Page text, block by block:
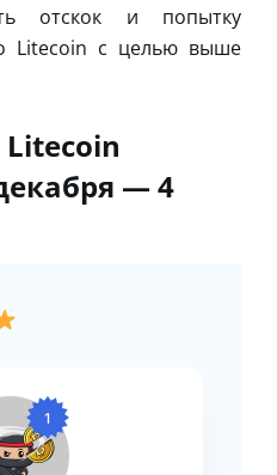
отскок и попытку
Litecoin с целью выше
— 4
1